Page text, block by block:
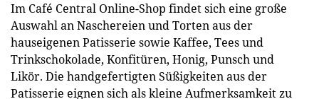
Im Café Central Online-Shop findet sich eine große
Auswahl an Naschereien und Torten aus der
hauseigenen Patisserie sowie Kaffee, Tees und
Trinkschokolade, Konfitüren, Honig, Punsch und
Likör. Die handgefertigten Süßigkeiten aus der
Patisserie eignen sich als kleine Aufmerksamkeit zu